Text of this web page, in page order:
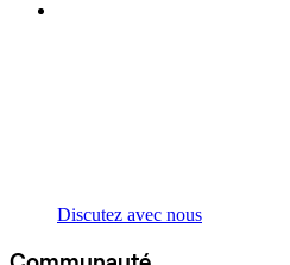
Discutez avec nous